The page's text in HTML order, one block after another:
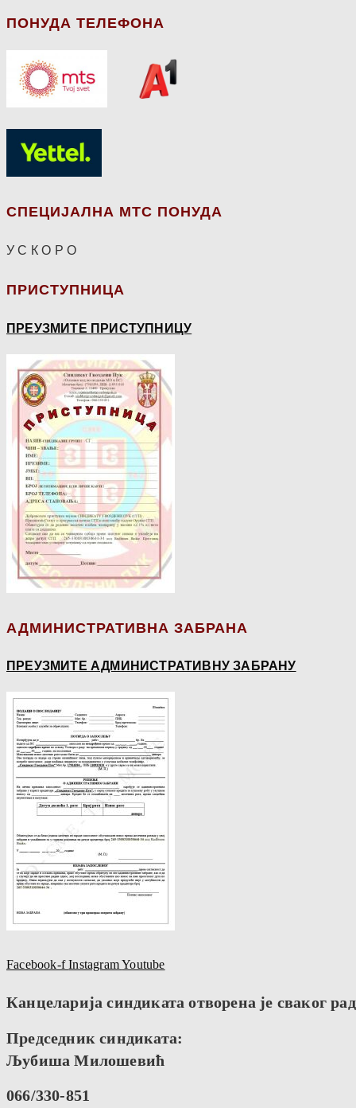
ПОНУДА ТЕЛЕФОНА
СПЕЦИЈАЛНА МТС ПОНУДА
У С К О Р О
ПРИСТУПНИЦА
ПРЕУЗМИТЕ ПРИСТУПНИЦУ
АДМИНИСТРАТИВНА ЗАБРАНА
ПРЕУЗМИТЕ АДМИНИСТРАТИВНУ ЗАБРАНУ
Facebook-f InstagramYoutube
Канцеларија синдиката отворена је сваког
Председник синдиката:
Љубиша Милошевић
066/330-851